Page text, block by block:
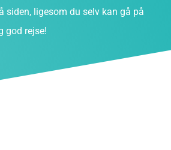
ligesom du selv kan gå på
god rejse!